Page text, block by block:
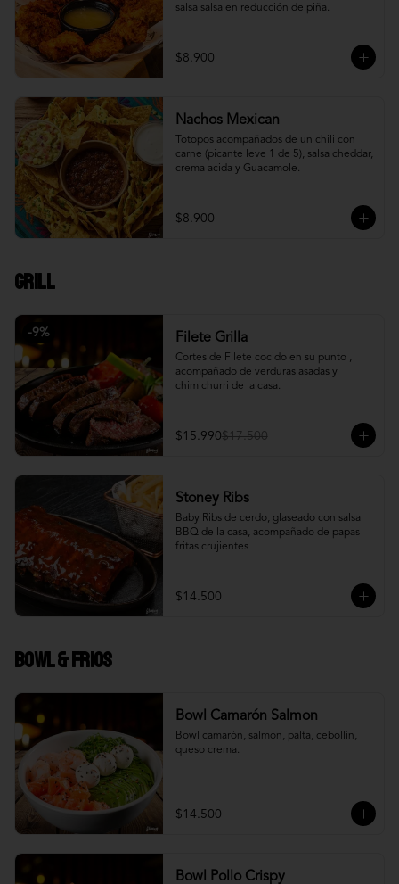
salsa salsa en reducción de piña.
$8.900
Nachos Mexican
Totopos acompañados de un chili con
carne (picante leve 1 de 5), salsa cheddar,
crema acida y Guacamole.
$8.900
Grill
-9% Filete Grilla
Cortes de Filete cocido en su punto ,
acompañado de verduras asadas y
chimichurri de la casa.
$15.990$17.500
Stoney Ribs
Baby Ribs de cerdo, glaseado con salsa
BBQ de la casa, acompañado de papas
fritas crujientes
$14.500
Bowl & frios
Bowl Camarón Salmon
Bowl camarón, salmón, palta, cebollín,
queso crema.
$14.500
Bowl Pollo Crispy